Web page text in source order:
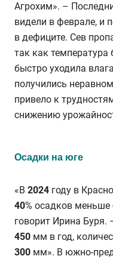
Агрохим». –
видели в феврале, и
в дефиците. Сев
так как
быстро уходила
получились
привело к
снижению
Осадки на юге
«В 2024 году в
40% осадков меньше
говорит Ирина Буря.
450 мм в год,
300 мм». В южно-